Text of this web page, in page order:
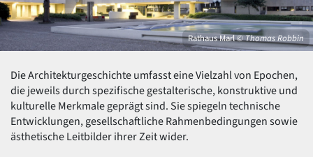
David Chipperfield
Harald Deilmann
Gottfried Böhm
Schneider von Esleben
Peter Behrens
Auszeichnung vorbildlicher Bauten NRW 2020
Big Beautiful Buildings (Großbauten der Nachkriegszeit)
Epochen
Gesamtübersicht...
Rathaus Marl© Thomas Robbin
Die Architekturgeschichte umfasst eine Vielzahl von Epochen,
die jeweils durch spezifische gestalterische, konstruktive und
kulturelle Merkmale geprägt sind. Sie spiegeln technische
Entwicklungen, gesellschaftliche Rahmenbedingungen sowie
ästhetische Leitbilder ihrer Zeit wider.